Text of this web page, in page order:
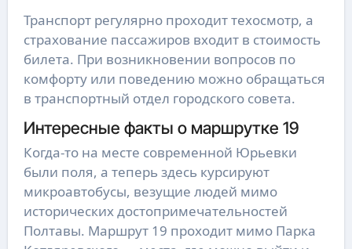
Транспорт регулярно проходит техосмотр, а
страхование пассажиров входит в стоимость
билета. При возникновении вопросов по
комфорту или поведению можно обращаться
в транспортный отдел городского совета.
Интересные факты о маршрутке 19
Когда-то на месте современной Юрьевки
были поля, а теперь здесь курсируют
микроавтобусы, везущие людей мимо
исторических достопримечательностей
Полтавы. Маршрут 19 проходит мимо Парка